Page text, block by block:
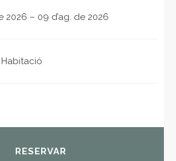
RESERVAR